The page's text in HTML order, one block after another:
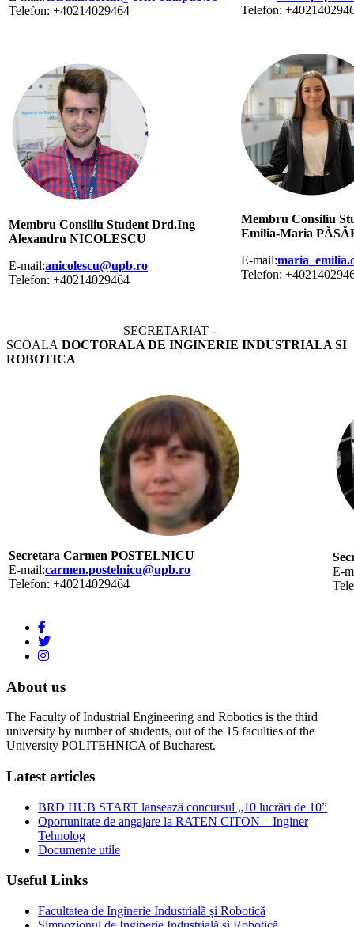
Telefon: +40214029464
Telefon:
Membru Consiliu Student Drd.Ing
Alexandru NICOLESCU
E-mail:anicolescu@upb.ro
Telefon: +40214029464
Membru Consiliu
Emilia-Maria
E-mail:
Telefon:
SECRETARIAT -
SCOALA DOCTORALA DE INGINERIE INDUSTRIALA SI
ROBOTICA
Secretara Carmen POSTELNICU
E-mail:carmen.postelnicu@upb.ro
Telefon: +40214029464
E-
About us
The Faculty of Industrial Engineering and Robotics is the third
university by number of students, out of the 15 faculties of the
University POLITEHNICA of Bucharest.
Latest articles
BRD HUB START lansează concursul „10 lucrări de 10”
Oportunitate de angajare la RATEN CITON – Inginer
Tehnolog
Documente utile
Useful Links
Facultatea de Inginerie Industrială și Robotică